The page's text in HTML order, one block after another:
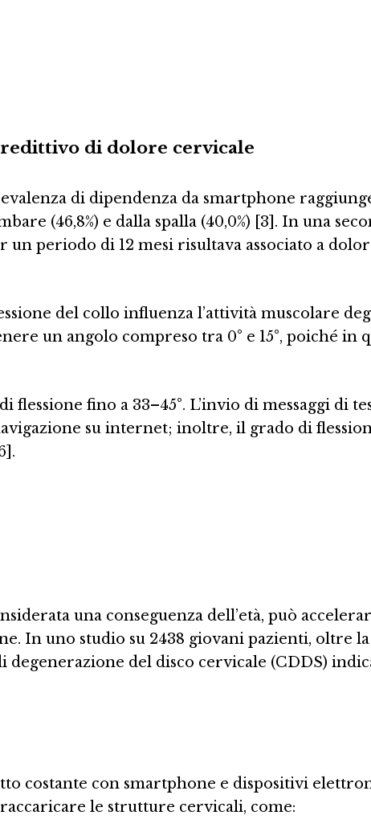
di dolore cervicale
di dipendenza da smartphone
(46,8%) e dalla spalla (40,0%) [3]. In una
periodo di 12 mesi risultava associato a
del collo influenza l’attività muscolare
un angolo compreso tra 0° e 15°, poiché in
fino a 33–45°. L’invio di messaggi di
su internet; inoltre, il grado di
una conseguenza dell’età, può
In uno studio su 2438 giovani pazienti, oltre la
degenerazione del disco cervicale (CDDS)
costante con smartphone e dispositivi
le strutture cervicali, come: